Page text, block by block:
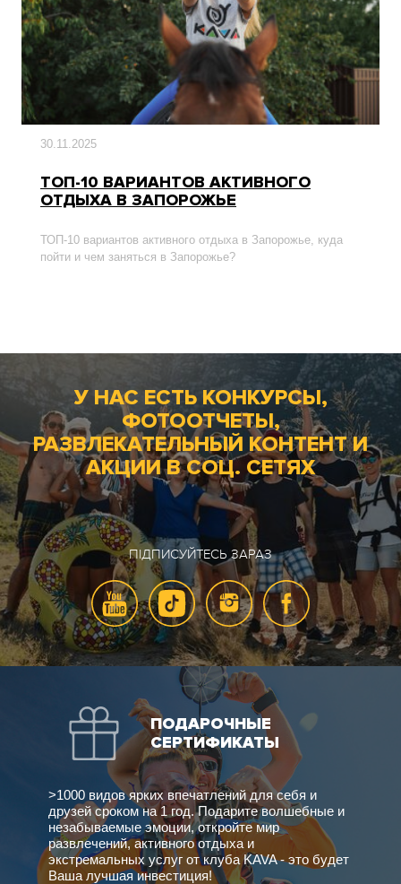
30.11.2025
ТОП-10 ВАРИАНТОВ АКТИВНОГО
ОТДЫХА В ЗАПОРОЖЬЕ
ТОП-10 вариантов активного отдыха в Запорожье, куда
пойти и чем заняться в Запорожье?
У НАС ЕСТЬ КОНКУРСЫ,
ФОТООТЧЕТЫ,
РАЗВЛЕКАТЕЛЬНЫЙ КОНТЕНТ И
АКЦИИ В СОЦ. СЕТЯХ
ПІДПИСУЙТЕСЬ ЗАРАЗ
ПОДАРОЧНЫЕ
СЕРТИФИКАТЫ
>1000 видов ярких впечатлений для себя и
друзей сроком на 1 год. Подарите волшебные и
незабываемые эмоции, откройте мир
развлечений, активного отдыха и
экстремальных услуг от клуба KAVA - это будет
Ваша лучшая инвестиция!